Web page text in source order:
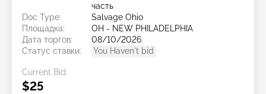
часть
Doc Type:
Salvage Ohio
Площадка:
OH - NEW PHILADELPHIA
Дата торгов:
08/10/2026
Статус ставки:
You Haven't bid
Current Bid:
$25